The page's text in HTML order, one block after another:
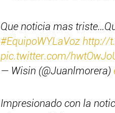
Que noticia mas
#EquipoWYLaVoz http://
pic.twitter.com/
— Wisin (@Juanlmorera)
Impresionado con la